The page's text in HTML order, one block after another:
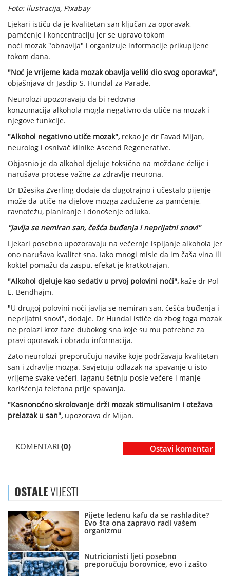
Foto: ilustracija, Pixabay
Ljekari ističu da je kvalitetan san ključan za oporavak,
pamćenje i koncentraciju jer se upravo tokom
noći mozak "obnavlja" i organizuje informacije prikupljene
tokom dana.
"Noć je vrijeme kada mozak obavlja veliki dio svog oporavka",
objašnjava dr Jasdip S. Hundal za Parade.
Neurolozi upozoravaju da bi redovna
konzumacija alkohola mogla negativno da utiče na mozak i
njegove funkcije.
"Alkohol negativno utiče mozak", rekao je dr Favad Mijan,
neurolog i osnivač klinike Ascend Regenerative.
Objasnio je da alkohol djeluje toksično na moždane ćelije i
narušava procese važne za zdravlje neurona.
Dr Džesika Zverling dodaje da dugotrajno i učestalo pijenje
može da utiče na djelove mozga zadužene za pamćenje,
ravnotežu, planiranje i donošenje odluka.
"Javlja se nemiran san, češća buđenja i neprijatni snovi"
Ljekari posebno upozoravaju na večernje ispijanje alkohola jer
ono narušava kvalitet sna. Iako mnogi misle da im čaša vina ili
koktel pomažu da zaspu, efekat je kratkotrajan.
"Alkohol djeluje kao sedativ u prvoj polovini noći", kaže dr Pol
E. Bendhajm.
"U drugoj polovini noći javlja se nemiran san, češća buđenja i
neprijatni snovi", dodaje. Dr Hundal ističe da zbog toga mozak
ne prolazi kroz faze dubokog sna koje su mu potrebne za
pravi oporavak i obradu informacija.
Zato neurolozi preporučuju navike koje podržavaju kvalitetan
san i zdravlje mozga. Savjetuju odlazak na spavanje u isto
vrijeme svake večeri, laganu šetnju posle večere i manje
korišćenja telefona prije spavanja.
"Kasnonoćno skrolovanje drži mozak stimulisanim i otežava
prelazak u san", upozorava dr Mijan.
KOMENTARI (0) Ostavi komentar
OSTALEVIJESTI
Pijete ledenu kafu da se rashladite?
Evo šta ona zapravo radi vašem
organizmu
Nutricionisti ljeti posebno
preporučuju borovnice, evo i zašto